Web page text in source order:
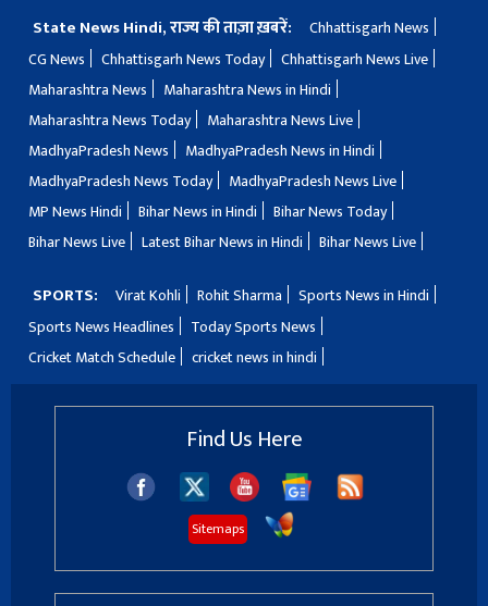
State News Hindi, राज्य की ताज़ा ख़बरें:
Chhattisgarh News
CG News
Chhattisgarh News Today
Chhattisgarh News Live
Maharashtra News
Maharashtra News in Hindi
Maharashtra News Today
Maharashtra News Live
MadhyaPradesh News
MadhyaPradesh News in Hindi
MadhyaPradesh News Today
MadhyaPradesh News Live
MP News Hindi
Bihar News in Hindi
Bihar News Today
Bihar News Live
Latest Bihar News in Hindi Bihar News Live
SPORTS: Virat Kohli Rohit Sharma
Sports News in Hindi
Sports News Headlines
Today Sports News
Cricket Match Schedule
cricket news in hindi
Find Us Here
Sitemaps